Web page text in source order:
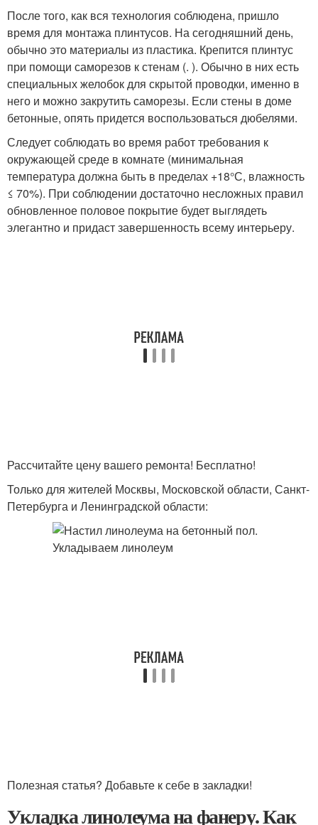
После того, как вся технология соблюдена, пришло
время для монтажа плинтусов. На сегодняшний день,
обычно это материалы из пластика. Крепится плинтус
при помощи саморезов к стенам (. ). Обычно в них есть
специальных желобок для скрытой проводки, именно в
него и можно закрутить саморезы. Если стены в доме
бетонные, опять придется воспользоваться дюбелями.
Следует соблюдать во время работ требования к
окружающей среде в комнате (минимальная
температура должна быть в пределах +18°С, влажность
≤ 70%). При соблюдении достаточно несложных правил
обновленное половое покрытие будет выглядеть
элегантно и придаст завершенность всему интерьеру.
Рассчитайте цену вашего ремонта! Бесплатно!
Только для жителей Москвы, Московской области, Санкт-
Петербурга и Ленинградской области:
Полезная статья? Добавьте к себе в закладки!
Укладка линолеума на фанеру. Как